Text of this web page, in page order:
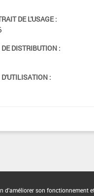
DE L'USAGE :
DISTRIBUTION :
D'UTILISATION :
son